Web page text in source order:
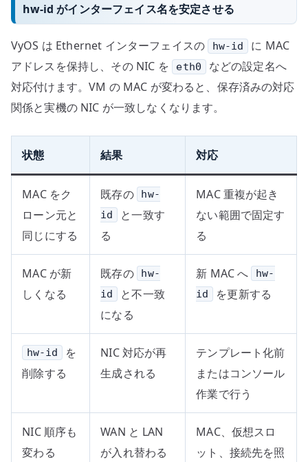
hw-id がインターフェイス名を安定させる
VyOS は Ethernet インターフェイスの hw-id
に MAC
アドレスを保持し、その NIC を
eth0
などの設定名へ
対応付けます。VM の MAC が変わると、保存済みの対応
関係と実機の NIC が一致しなくなります。
状態 結果 対応
MAC をク
ローン元と
同じにする
既存の
hw-
id
と一致す
る
MAC 重複が起き
ない範囲で固定す
る
MAC が新
しくなる
既存の
hw-
id
と不一致
になる
新 MAC へ
hw-
id
を更新する
hw-id
を
削除する
NIC 対応が再
生成される
テンプレート化前
またはコンソール
作業で行う
NIC 順序も
変わる
WAN と LAN
が入れ替わる
MAC、仮想スロ
ット、接続先を照